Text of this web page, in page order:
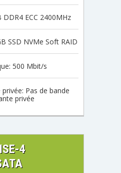
ECC 2400MHz
SSD NVMe Soft RAID
500 Mbit/s
Pas de bande
privée
4